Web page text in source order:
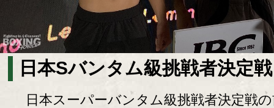
日本Sバンタム級挑戦者決定戦
日本スーパーバンタム級挑戦者決定戦